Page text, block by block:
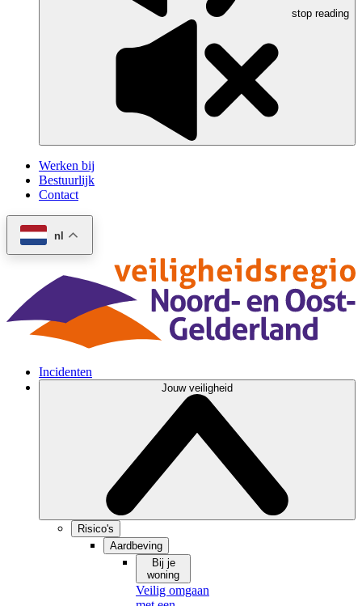
stop reading
Werken bij
Bestuurlijk
Contact
nl
Incidenten
Jouw veiligheid
Risico's
Aardbeving
Bij je
woning
Veilig omgaan